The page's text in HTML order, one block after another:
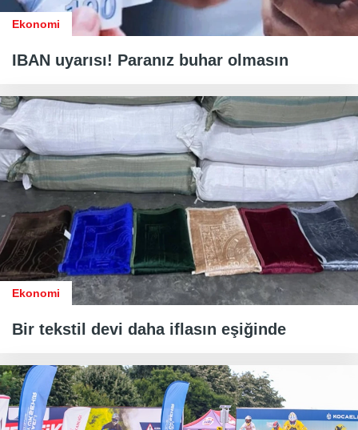
Ekonomi
IBAN uyarısı! Paranız buhar olmasın
Ekonomi
Bir tekstil devi daha iflasın eşiğinde